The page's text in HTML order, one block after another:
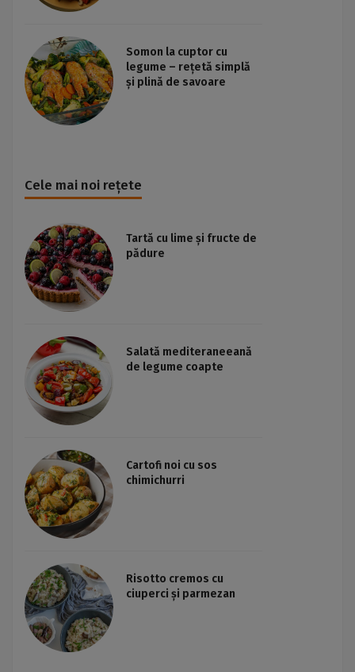
Somon la cuptor cu
legume – rețetă simplă
și plină de savoare
Cele mai noi rețete
Tartă cu lime și fructe de
pădure
Salată mediteraneeană
de legume coapte
Cartofi noi cu sos
chimichurri
Risotto cremos cu
ciuperci și parmezan